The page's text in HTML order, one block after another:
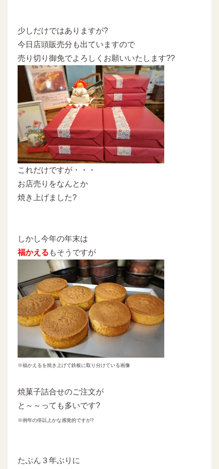
少しだけではありますが?
今日店頭販売分も出ていますので
売り切り御免でよろしくお願いいたします??
これだけですが・・・
お店売りをなんとか
焼き上げました?
しかし今年の年末は
福かえる もそうですが
※福かえるを焼き上げて鉄板に取り分けている画像
焼菓子詰合せのご注文が
と～～っても多いです?
※例年の倍以上かな感覚的ですが?
たぶん３年ぶりに